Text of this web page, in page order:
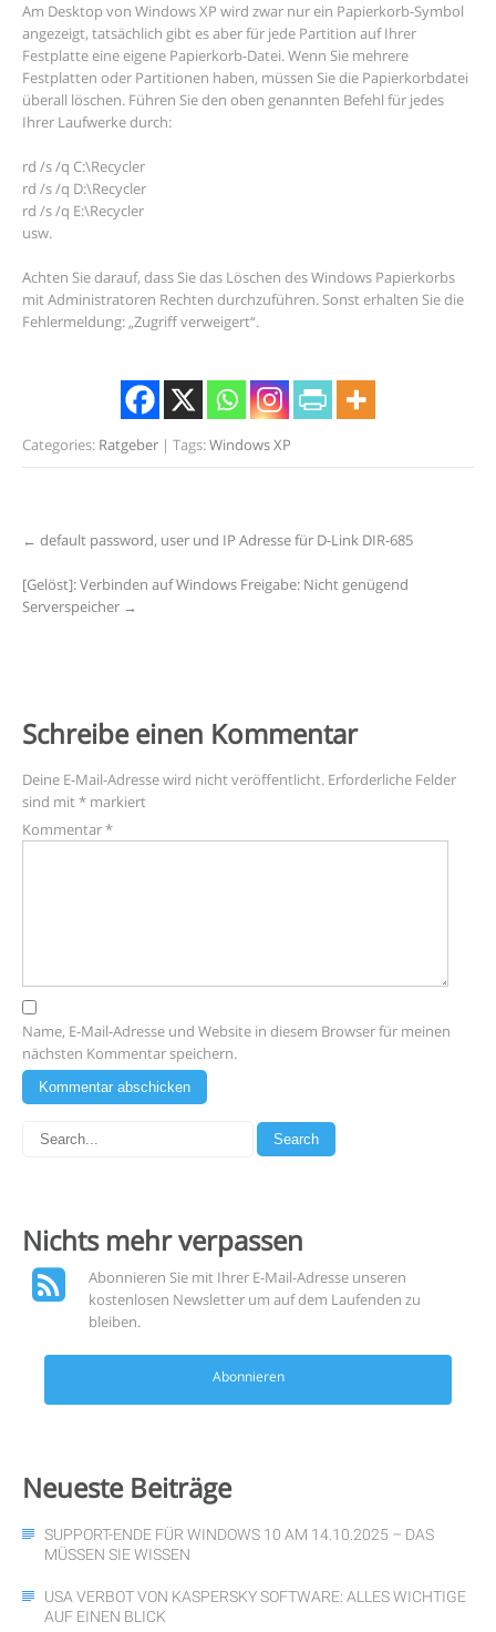
Am Desktop von Windows XP wird zwar nur ein Papierkorb-Symbol
angezeigt, tatsächlich gibt es aber für jede Partition auf Ihrer
Festplatte eine eigene Papierkorb-Datei. Wenn Sie mehrere
Festplatten oder Partitionen haben, müssen Sie die Papierkorbdatei
überall löschen. Führen Sie den oben genannten Befehl für jedes
Ihrer Laufwerke durch:
rd /s /q C:\Recycler
rd /s /q D:\Recycler
rd /s /q E:\Recycler
usw.
Achten Sie darauf, dass Sie das Löschen des Windows Papierkorbs
mit Administratoren Rechten durchzuführen. Sonst erhalten Sie die
Fehlermeldung: „Zugriff verweigert“.
Categories: Ratgeber | Tags:Windows XP
Post
navigation
← default password, user und IP Adresse für D-Link DIR-685
[Gelöst]: Verbinden auf Windows Freigabe: Nicht genügend
Serverspeicher →
Schreibe einen Kommentar
Deine E-Mail-Adresse wird nicht veröffentlicht. Erforderliche Felder
sind mit* markiert
Kommentar*
Name, E-Mail-Adresse und Website in diesem Browser für meinen
nächsten Kommentar speichern.
Nichts mehrverpassen
Abonnieren Sie mit Ihrer E-Mail-Adresse unseren
kostenlosen Newsletter um auf dem Laufenden zu
bleiben.
Abonnieren
Neueste Beiträge
SUPPORT-ENDE FÜR WINDOWS 10 AM 14.10.2025 – DAS
MÜSSEN SIE WISSEN
USA VERBOT VON KASPERSKY SOFTWARE: ALLES WICHTIGE
AUF EINEN BLICK